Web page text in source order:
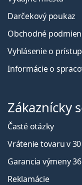
Darčekový poukaz
Obchodné
Vyhlásenie o
Informácie o
Zákaznícky
Časté otázky
Vrátenie tovaru v
Garancia výmeny
Reklamácie